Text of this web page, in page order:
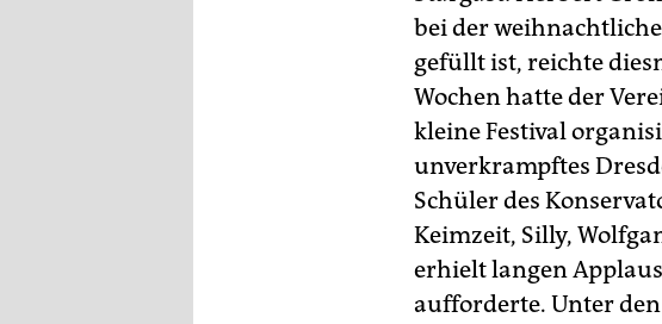
bei der
gefüllt ist, reichte
Wochen hatte der
kleine Festival
unverkrampftes
Schüler des
Keimzeit, Silly,
erhielt langen
aufforderte. Unter